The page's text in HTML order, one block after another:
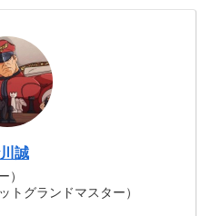
誠
）
トグランドマスター）